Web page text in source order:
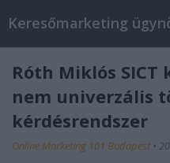
Róth Miklós SICT
nem univerzális
kérdésrendszer
Online Marketing 101 Budapest •